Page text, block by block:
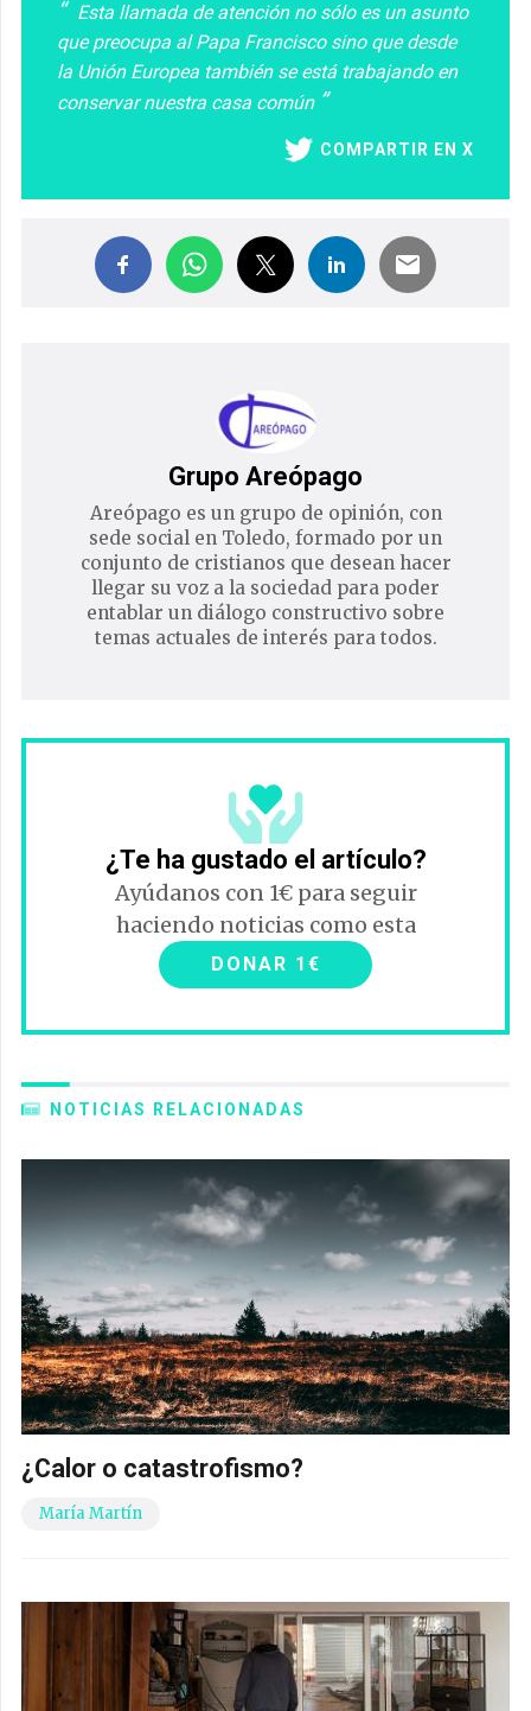
Esta llamada de atención no sólo es un asunto
que preocupa al Papa Francisco sino que desde
la Unión Europea también se está trabajando en
conservar nuestra casa común
COMPARTIR EN X
Grupo Areópago
Areópago es un grupo de opinión, con
sede social en Toledo, formado por un
conjunto de cristianos que desean hacer
llegar su voz a la sociedad para poder
entablar un diálogo constructivo sobre
temas actuales de interés para todos.
¿Te ha gustado el artículo?
Ayúdanos con 1€ para seguir
haciendo noticias como esta
DONAR 1€
NOTICIAS RELACIONADAS
¿Calor o catastrofismo?
María Martín